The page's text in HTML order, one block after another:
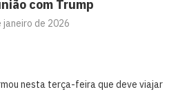
com Trump
janeiro de 2026
nesta terça-feira que deve viajar